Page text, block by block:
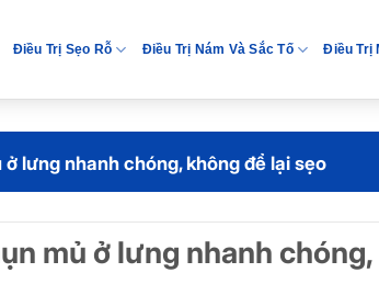
Điều Trị Sẹo Rỗ Điều Trị Nám Và Sắc Tố Điều Trị
lưng nhanh chóng, không để lại sẹo
mủ ở lưng nhanh